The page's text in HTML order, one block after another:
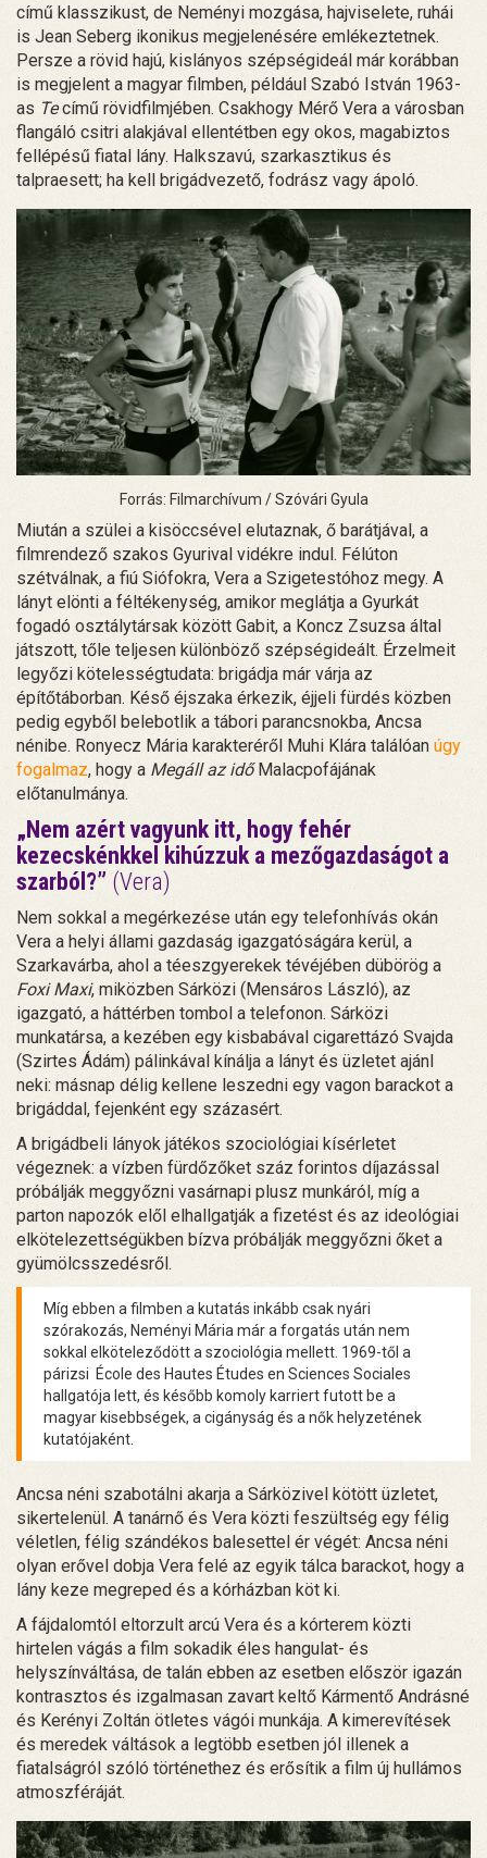
című klasszikust, de Neményi mozgása, hajviselete, ruhái
is Jean Seberg ikonikus megjelenésére emlékeztetnek.
Persze a rövid hajú, kislányos szépségideál már korábban
is megjelent a magyar filmben, például Szabó István 1963-
as Tecímű rövidfilmjében. Csakhogy Mérő Vera a városban
flangáló csitri alakjával ellentétben egy okos, magabiztos
fellépésű fiatal lány. Halkszavú, szarkasztikus és
talpraesett; ha kell brigádvezető, fodrász vagy ápoló.
Forrás: Filmarchívum / Szóvári Gyula
Miután a szülei a kisöccsével elutaznak, ő barátjával, a
filmrendező szakos Gyurival vidékre indul. Félúton
szétválnak, a fiú Siófokra, Vera a Szigetestóhoz megy. A
lányt elönti a féltékenység, amikor meglátja a Gyurkát
fogadó osztálytársak között Gabit, a Koncz Zsuzsa által
játszott, tőle teljesen különböző szépségideált. Érzelmeit
legyőzi kötelességtudata: brigádja már várja az
építőtáborban. Késő éjszaka érkezik, éjjeli fürdés közben
pedig egyből belebotlik a tábori parancsnokba, Ancsa
nénibe. Ronyecz Mária karakteréről Muhi Klára találóan úgy
fogalmaz, hogy a Megáll az időMalacpofájának
előtanulmánya.
„Nem azért vagyunk itt, hogy fehér
kezecskénkkel kihúzzuk a mezőgazdaságot a
szarból?” (Vera)
Nem sokkal a megérkezése után egy telefonhívás okán
Vera a helyi állami gazdaság igazgatóságára kerül, a
Szarkavárba, ahol a téeszgyerekek tévéjében dübörög a
Foxi Maxi, miközben Sárközi (Mensáros László), az
igazgató, a háttérben tombol a telefonon. Sárközi
munkatársa, a kezében egy kisbabával cigarettázó Svajda
(Szirtes Ádám) pálinkával kínálja a lányt és üzletet ajánl
neki: másnap délig kellene leszedni egy vagon barackot a
brigáddal, fejenként egy százasért.
A brigádbeli lányok játékos szociológiai kísérletet
végeznek: a vízben fürdőzőket száz forintos díjazással
próbálják meggyőzni vasárnapi plusz munkáról, míg a
parton napozók elől elhallgatják a fizetést és az ideológiai
elkötelezettségükben bízva próbálják meggyőzni őket a
gyümölcsszedésről.
Míg ebben a filmben a kutatás inkább csak nyári
szórakozás, Neményi Mária már a forgatás után nem
sokkal elköteleződött a szociológia mellett. 1969-től a
párizsi École des Hautes Études en Sciences Sociales
hallgatója lett, és később komoly karriert futott be a
magyar kisebbségek, a cigányság és a nők helyzetének
kutatójaként.
Ancsa néni szabotálni akarja a Sárközivel kötött üzletet,
sikertelenül. A tanárnő és Vera közti feszültség egy félig
véletlen, félig szándékos balesettel ér végét: Ancsa néni
olyan erővel dobja Vera felé az egyik tálca barackot, hogy a
lány keze megreped és a kórházban köt ki.
A fájdalomtól eltorzult arcú Vera és a kórterem közti
hirtelen vágás a film sokadik éles hangulat- és
helyszínváltása, de talán ebben az esetben először igazán
kontrasztos és izgalmasan zavart keltő Kármentő Andrásné
és Kerényi Zoltán ötletes vágói munkája. A kimerevítések
és meredek váltások a legtöbb esetben jól illenek a
fiatalságról szóló történethez és erősítik a film új hullámos
atmoszféráját.